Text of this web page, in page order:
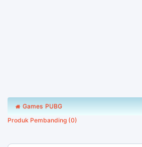
Games PUBG
Produk Pembanding (0)